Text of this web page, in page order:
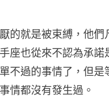
就是被束縛，他們
座也從來不認為承諾
不過的事情了，但是
情都沒有發生過。